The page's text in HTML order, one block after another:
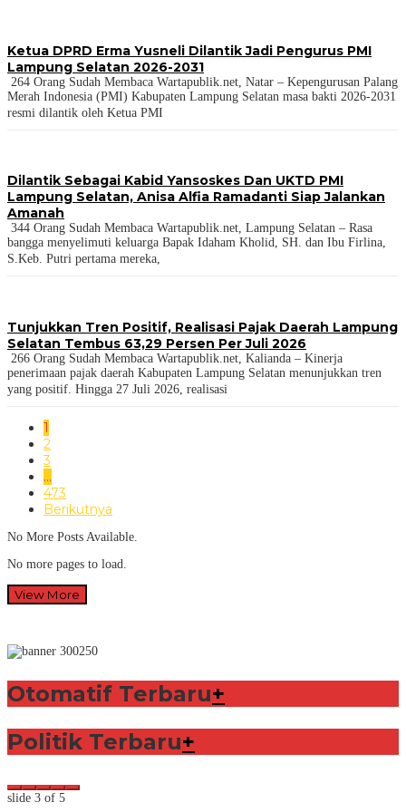
Ketua DPRD Erma Yusneli Dilantik Jadi Pengurus PMI
Lampung Selatan 2026-2031
264 Orang Sudah Membaca Wartapublik.net, Natar – Kepengurusan Palang
Merah Indonesia (PMI) Kabupaten Lampung Selatan masa bakti 2026-2031
resmi dilantik oleh Ketua PMI
Dilantik Sebagai Kabid Yansoskes Dan UKTD PMI
Lampung Selatan, Anisa Alfia Ramadanti Siap Jalankan
Amanah
344 Orang Sudah Membaca Wartapublik.net, Lampung Selatan – Rasa
bangga menyelimuti keluarga Bapak Idaham Kholid, SH. dan Ibu Firlina,
S.Keb. Putri pertama mereka,
Tunjukkan Tren Positif, Realisasi Pajak Daerah Lampung
Selatan Tembus 63,29 Persen Per Juli 2026
266 Orang Sudah Membaca Wartapublik.net, Kalianda – Kinerja
penerimaan pajak daerah Kabupaten Lampung Selatan menunjukkan tren
yang positif. Hingga 27 Juli 2026, realisasi
1
2
3
…
473
Berikutnya
No More Posts Available.
No more pages to load.
View More
Otomatif Terbaru+
Politik Terbaru+
slide 3 of 5